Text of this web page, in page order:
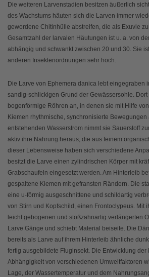
Die weiteren Larvenstadien besitzen äußerlich
des Wachstums häuten sich die Larven immer
gewordene Chitinhülle abstreifen, die als Exuvie
Gesamtzahl der larvalen Häutungen ist u. a. von
abhängig und schwankt zwischen 20 und 30. Sie
anderen Insektenordnungen sehr hoch.
Die Larve von Ephemera danica lebt eingegraben
sandig-schlickigen Grund der Gewässersohle.
bogenförmige Röhren an, in denen sie mit Hilfe
Kiemen rhythmische, synchronisierte Bewegungen
entstehenden Wasserstrom nimmt sie Sauerstoff
aktiv ihre Nahrung heraus, die aus feinem
dieser Lebensweise haben sich verschiedene
besitzt die Larve einen zylindrischen Körper mit
Grabschaufeln eingesetzt werden. Am Hinterleib
gespaltene Kiemen mit gefransten Rändern. Die
eine u-förmig ausgeschnittene und schildartig
von Stirn und Kopfschild, einen Frontoclypeus. Mit
leicht gebogenen und stoßzahnartig verlängerten
Larve Gänge und schiebt Material beiseite. Die
bereits als Larve auf ihrem Hinterleib ähnliche
fertig ausgebildete Fluginsekt. Die Entwicklung der
Abhängigkeit von verschiedenen Umweltfaktoren
Lage, der Wassertemperatur und dem